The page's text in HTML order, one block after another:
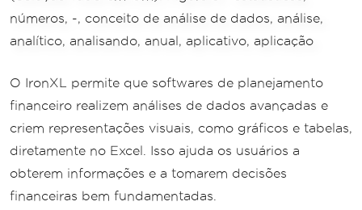
O IronXL permite que softwares de planejamento
financeiro realizem análises de dados avançadas e
criem representações visuais, como gráficos e tabelas,
diretamente no Excel. Isso ajuda os usuários a
obterem informações e a tomarem decisões
financeiras bem fundamentadas.